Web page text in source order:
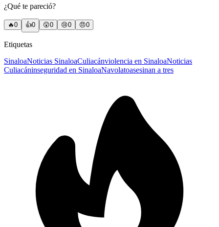
¿Qué te pareció?
🔥0 👍0 😲0 😢0 😠0
Etiquetas
SinaloaNoticias SinaloaCuliacánviolencia en SinaloaNoticias
Culiacáninseguridad en SinaloaNavolatoasesinan a tres